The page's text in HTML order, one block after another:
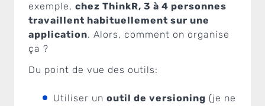
exemple, chez ThinkR, 3 à 4 personnes
travaillent habituellement sur une
application. Alors, comment on organise
ça ?
Du point de vue des outils:
Utiliser un outil de versioning (je ne